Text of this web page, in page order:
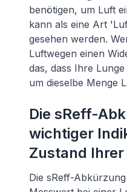
benötigen, um Luft
kann als eine Art
gesehen werden.
Luftwegen einen
das, dass Ihre
um dieselbe Menge
Die sReff-
wichtiger
Zustand
Die sReff-